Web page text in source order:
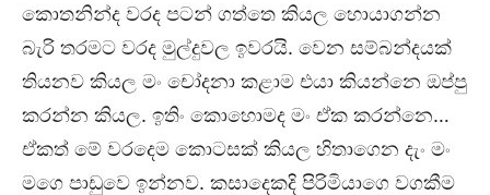
කොතනින්ද වරද පටන් ගත්තෙ කියල හොයාගන්න
බැරි තරමට වරද මුල්දුවල ඉවරයි. වෙන සම්බන්දයක්
තියනව කියල මං චෝදනා කළාම එයා කියන්නෙ ඔප්පු
කරන්න කියල. ඉතිං කොහොමද මං ඒක කරන්නෙ…
ඒකත් මේ වරදෙම කොටසක් කියල හිතාගෙන දැං මං
මගෙ පාඩුවෙ ඉන්නව. කසාදෙකදි පිරිමියාගෙ වගකීම